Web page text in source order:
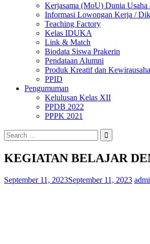
Kerjasama (MoU) Dunia
Informasi Lowongan Kerja /
Teaching Factory
Kelas IDUKA
Link & Match
Biodata Siswa Prakerin
Pendataan Alumni
Produk Kreatif dan
PPID
Pengumuman
Kelulusan Kelas XII
PPDB 2022
PPPK 2021
Search
for:
KEGIATAN BELAJAR
September 11, 2023September 11, 2023